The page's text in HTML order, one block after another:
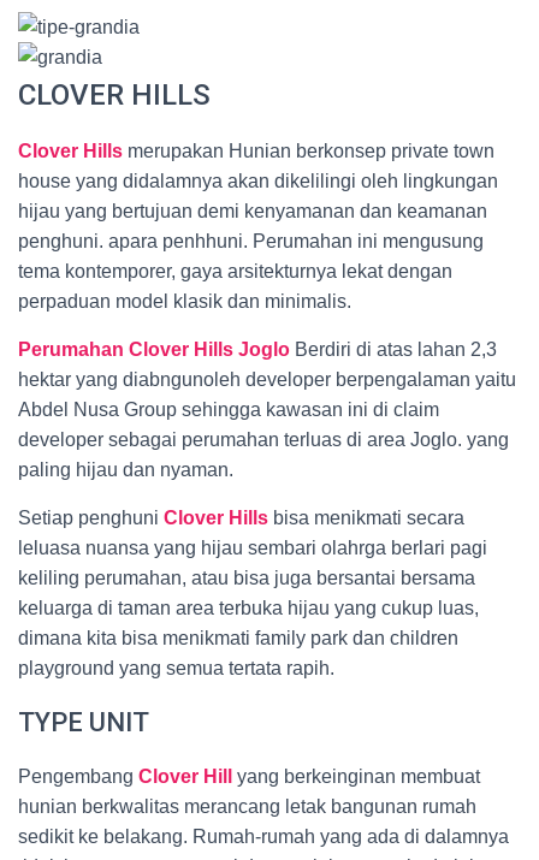
CLOVER HILLS
Clover Hills merupakan Hunian berkonsep private town
house yang didalamnya akan dikelilingi oleh lingkungan
hijau yang bertujuan demi kenyamanan dan keamanan
penghuni. apara penhhuni. Perumahan ini mengusung
tema kontemporer, gaya arsitekturnya lekat dengan
perpaduan model klasik dan minimalis.
Perumahan Clover Hills Joglo Berdiri di atas lahan 2,3
hektar yang diabngunoleh developer berpengalaman yaitu
Abdel Nusa Group sehingga kawasan ini di claim
developer sebagai perumahan terluas di area Joglo. yang
paling hijau dan nyaman.
Setiap penghuni Clover Hills bisa menikmati secara
leluasa nuansa yang hijau sembari olahrga berlari pagi
keliling perumahan, atau bisa juga bersantai bersama
keluarga di taman area terbuka hijau yang cukup luas,
dimana kita bisa menikmati family park dan children
playground yang semua tertata rapih.
TYPE UNIT
Pengembang Clover Hill
yang berkeinginan membuat
hunian berkwalitas merancang letak bangunan rumah
sedikit ke belakang. Rumah-rumah yang ada di dalamnya